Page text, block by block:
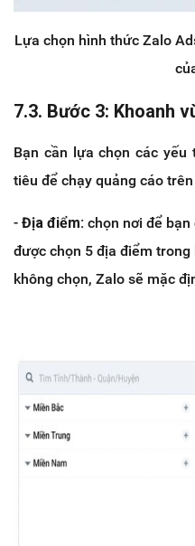
Lựa chọn hình thức Zalo
7.3. Bước 3: Khoanh
Bạn cần lựa chọn các yếu
tiêu để chạy quảng cáo
- Địa điểm: chọn nơi để bạn
được chọn 5 địa điểm
không chọn, Zalo sẽ mặc